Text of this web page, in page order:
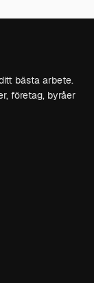
bästa arbete.
företag, byråer